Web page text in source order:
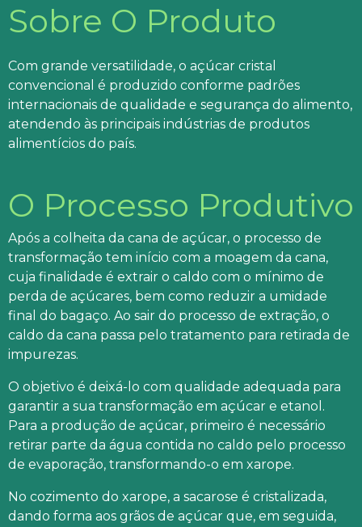
Sobre O Produto
Com grande versatilidade, o açúcar cristal
convencional é produzido conforme padrões
internacionais de qualidade e segurança do alimento,
atendendo às principais indústrias de produtos
alimentícios do país.
O Processo Produtivo
Após a colheita da cana de açúcar, o processo de
transformação tem início com a moagem da cana,
cuja finalidade é extrair o caldo com o mínimo de
perda de açúcares, bem como reduzir a umidade
final do bagaço. Ao sair do processo de extração, o
caldo da cana passa pelo tratamento para retirada de
impurezas.
O objetivo é deixá-lo com qualidade adequada para
garantir a sua transformação em açúcar e etanol.
Para a produção de açúcar, primeiro é necessário
retirar parte da água contida no caldo pelo processo
de evaporação, transformando-o em xarope.
No cozimento do xarope, a sacarose é cristalizada,
dando forma aos grãos de açúcar que, em seguida,